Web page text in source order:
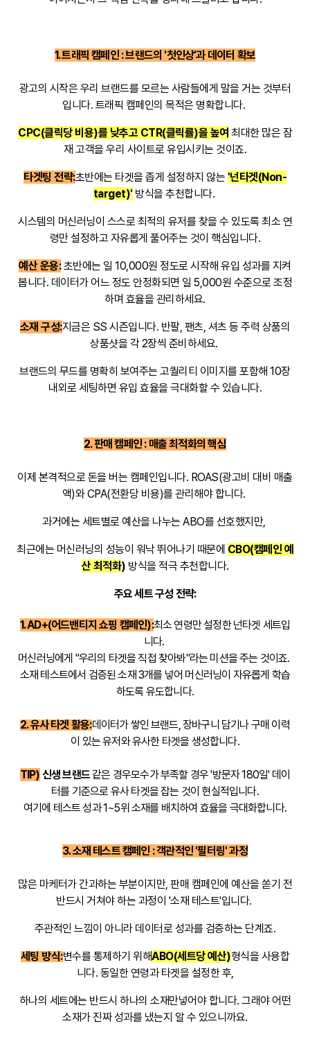
1. 트래픽 캠페인 : 브랜드의 '첫인상'과 데이터 확보
광고의 시작은 우리 브랜드를 모르는 사람들에게 말을 거는 것부터
입니다. 트래픽 캠페인의 목적은 명확합니다.
CPC(클릭당 비용)를 낮추고 CTR(클릭률)을 높여 최대한 많은 잠
재 고객을 우리 사이트로 유입시키는 것이죠.
타겟팅 전략:초반에는 타겟을 좁게 설정하지 않는 '넌타겟(Non-
target)' 방식을 추천합니다.
시스템의 머신러닝이 스스로 최적의 유저를 찾을 수 있도록 최소 연
령만 설정하고 자유롭게 풀어주는 것이 핵심입니다.
예산 운용:초반에는 일 10,000원 정도로 시작해 유입 성과를 지켜
봅니다. 데이터가 어느 정도 안정화되면 일 5,000원 수준으로 조정
하며 효율을 관리하세요.
소재 구성:지금은 SS 시즌입니다. 반팔, 팬츠, 셔츠 등 주력 상품의
상품샷을 각 2장씩 준비하세요.
브랜드의 무드를 명확히 보여주는 고퀄리티 이미지를 포함해 10장
내외로 세팅하면 유입 효율을 극대화할 수 있습니다.
2. 판매 캠페인 : 매출 최적화의 핵심
이제 본격적으로 돈을 버는 캠페인입니다. ROAS(광고비 대비 매출
액)와 CPA(전환당 비용)를 관리해야 합니다.
과거에는 세트별로 예산을 나누는 ABO를 선호했지만,
최근에는 머신러닝의 성능이 워낙 뛰어나기 때문에 CBO(캠페인 예
산 최적화) 방식을 적극 추천합니다.
주요 세트 구성 전략:
1. AD+(어드밴티지 쇼핑 캠페인):최소 연령만 설정한 넌타겟 세트입
니다.
머신러닝에게 "우리의 타겟을 직접 찾아봐"라는 미션을 주는 것이죠.
소재 테스트에서 검증된 소재 3개를 넣어 머신러닝이 자유롭게 학습
하도록 유도합니다.
2. 유사 타겟 활용:데이터가 쌓인 브랜드, 장바구니 담기나 구매 이력
이 있는 유저와 유사한 타겟을 생성합니다.
TIP) 신생 브랜드같은 경우모수가 부족할 경우 '방문자 180일' 데이
터를 기준으로 유사 타겟을 잡는 것이 현실적입니다.
여기에 테스트 성과 1~5위 소재를 배치하여 효율을 극대화합니다.
3. 소재 테스트 캠페인 : 객관적인 '필터링' 과정
많은 마케터가 간과하는 부분이지만, 판매 캠페인에 예산을 쏟기 전
반드시 거쳐야 하는 과정이 '소재 테스트'입니다.
주관적인 느낌이 아니라 데이터로 성과를 검증하는 단계죠.
세팅 방식:변수를 통제하기 위해ABO(세트당 예산)형식을 사용합
니다. 동일한 연령과 타겟을 설정한 후,
하나의 세트에는 반드시 하나의 소재만넣어야 합니다. 그래야 어떤
소재가 진짜 성과를 냈는지 알 수 있으니까요.